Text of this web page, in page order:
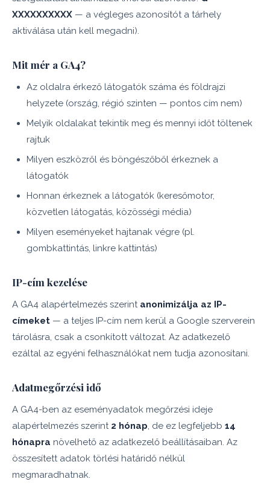
XXXXXXXXXX — a végleges azonosítót a tárhely
aktiválása után kell megadni).
Mit mér a GA4?
Az oldalra érkező látogatók száma és földrajzi
helyzete (ország, régió szinten — pontos cím nem)
Melyik oldalakat tekintik meg és mennyi időt töltenek
rajtuk
Milyen eszközről és böngészőből érkeznek a
látogatók
Honnan érkeznek a látogatók (keresőmotor,
közvetlen látogatás, közösségi média)
Milyen eseményeket hajtanak végre (pl.
gombkattintás, linkre kattintás)
IP-cím kezelése
A GA4 alapértelmezés szerint anonimizálja az IP-
címeket — a teljes IP-cím nem kerül a Google szerverein
tárolásra, csak a csonkított változat. Az adatkezelő
ezáltal az egyéni felhasználókat nem tudja azonosítani.
Adatmegőrzési idő
A GA4-ben az eseményadatok megőrzési ideje
alapértelmezés szerint 2 hónap, de ez legfeljebb 14
hónapra növelhető az adatkezelő beállításaiban. Az
összesített adatok törlési határidő nélkül
megmaradhatnak.